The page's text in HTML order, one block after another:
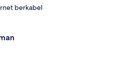
berkabel